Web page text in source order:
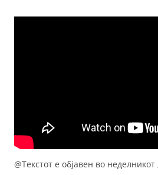
@Текстот е објавен во неделникот